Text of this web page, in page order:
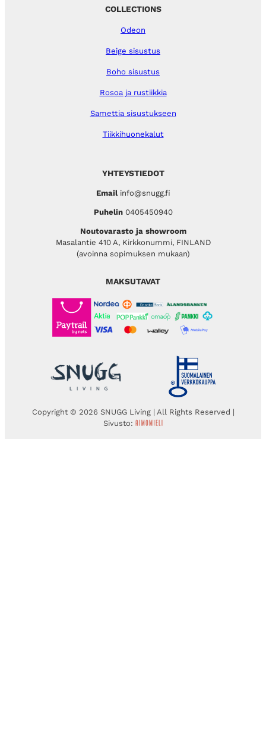
YHTEYSTIEDOT
Emailinfo@snugg.fi
Puhelin 0405450940
Noutovarasto ja showroom
Masalantie 410 A, Kirkkonummi, FINLAND
(avoinna sopimuksen mukaan)
COLLECTIONS
Odeon
Beige sisustus
Boho sisustus
Rosoa ja rustiikkia
Samettia sisustukseen
Tiikkihuonekalut
MAKSUTAVAT
Copyright © 2026 SNUGG Living | All Rights Reserved |
Sivusto: